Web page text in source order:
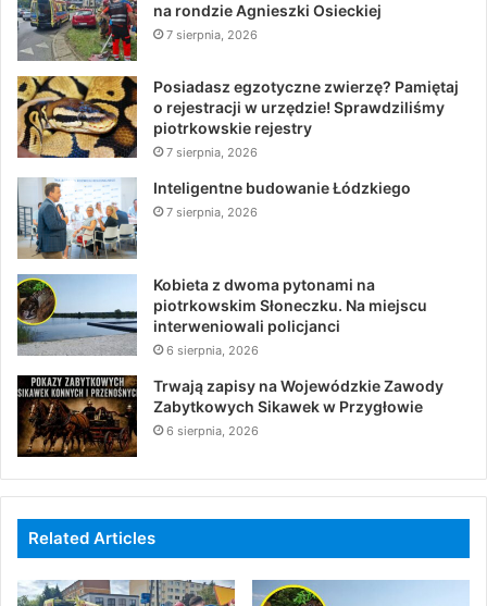
na rondzie Agnieszki Osieckiej
7 sierpnia, 2026
Posiadasz egzotyczne zwierzę? Pamiętaj
o rejestracji w urzędzie! Sprawdziliśmy
piotrkowskie rejestry
7 sierpnia, 2026
Inteligentne budowanie Łódzkiego
7 sierpnia, 2026
Kobieta z dwoma pytonami na
piotrkowskim Słoneczku. Na miejscu
interweniowali policjanci
6 sierpnia, 2026
Trwają zapisy na Wojewódzkie Zawody
Zabytkowych Sikawek w Przygłowie
6 sierpnia, 2026
Related Articles